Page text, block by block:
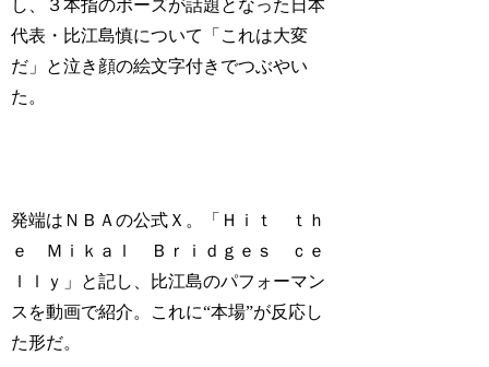
し、３本指のポーズが話題となった日本
代表・比江島慎について「これは大変
だ」と泣き顔の絵文字付きでつぶやい
た。
発端はＮＢＡの公式Ｘ。「Ｈｉｔ ｔｈ
ｅ Ｍｉｋａｌ Ｂｒｉｄｇｅｓ ｃｅ
ｌｌｙ」と記し、比江島のパフォーマン
スを動画で紹介。これに“本場”が反応し
た形だ。